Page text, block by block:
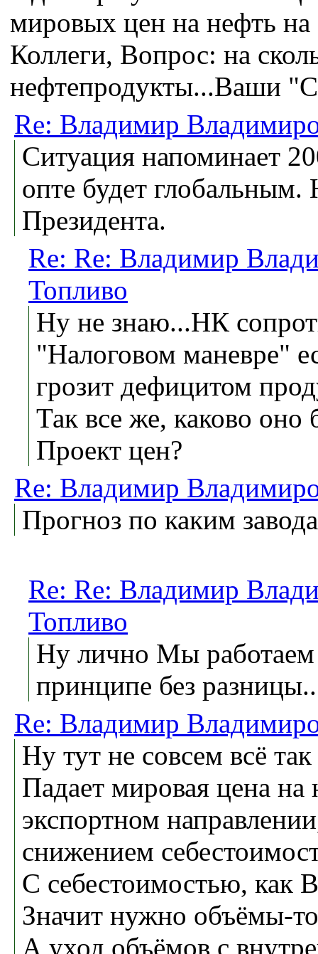
мировых цен на нефть
Коллеги, Вопрос: на
нефтепродукты...Ваши
Re: Владимир
Ситуация напоминает
опте будет глобальным.
Президента.
Re: Re: Владимир
Топливо
Ну не знаю...НК
"Налоговом маневре"
грозит дефицитом
Так все же, каково оно
Проект цен?
Re: Владимир
Прогноз по каким
Re: Re: Владимир
Топливо
Ну лично Мы работаем
принципе без
Re: Владимир
Ну тут не совсем всё
Падает мировая цена
экспортном
снижением
С себестоимостью, как
Значит нужно объёмы-
А уход объёмов с